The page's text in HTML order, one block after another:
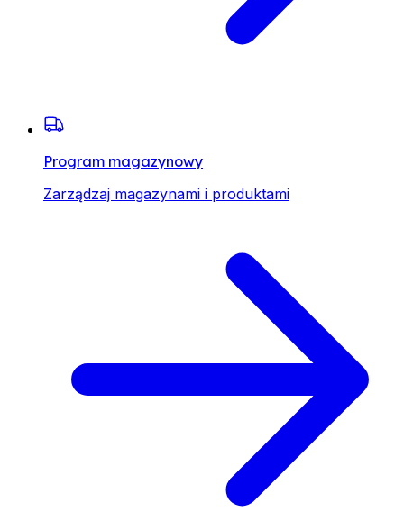
Program magazynowy
Zarządzaj magazynami i produktami